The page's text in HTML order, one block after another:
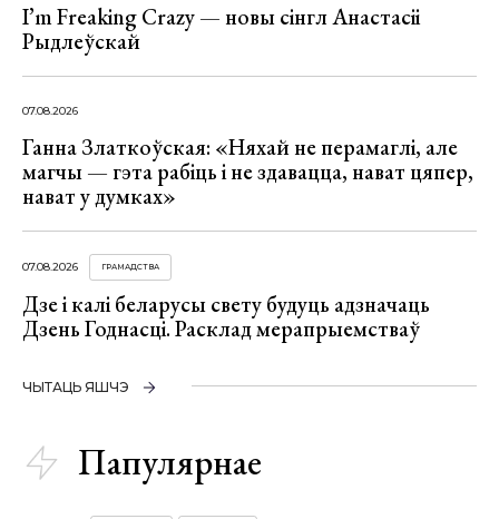
I’m Freaking Crazy — новы сінгл Анастасіі
Рыдлеўскай
07.08.2026
Ганна Златкоўская: «Няхай не перамаглі, але
магчы — гэта рабіць і не здавацца, нават цяпер,
нават у думках»
07.08.2026 ГРАМАДСТВА
Дзе і калі беларусы свету будуць адзначаць
Дзень Годнасці. Расклад мерапрыемстваў
ЧЫТАЦЬ ЯШЧЭ
Папулярнае